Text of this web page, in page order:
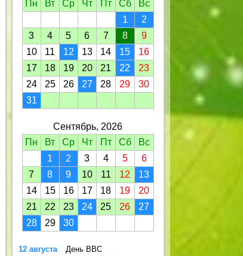
Пн
Вт Ср Чт Пт Сб
Вс
1
2
3
4 5 6 7 8
9
10
11 12 13 14 15
16
17
18 19 20 21 22
23
24
25 26 27 28 29
30
31
Сентябрь, 2026
Пн
Вт Ср Чт Пт Сб
Вс
1
2 3 4 5
6
7
8 9 10 11 12
13
14
15 16 17 18 19
20
21
22 23 24 25 26
27
28
29 30
12 августа
День ВВС